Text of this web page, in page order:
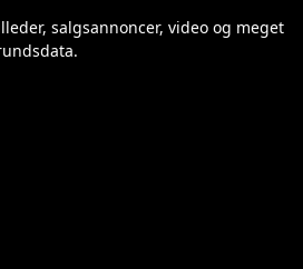
salgsannoncer, video og meget